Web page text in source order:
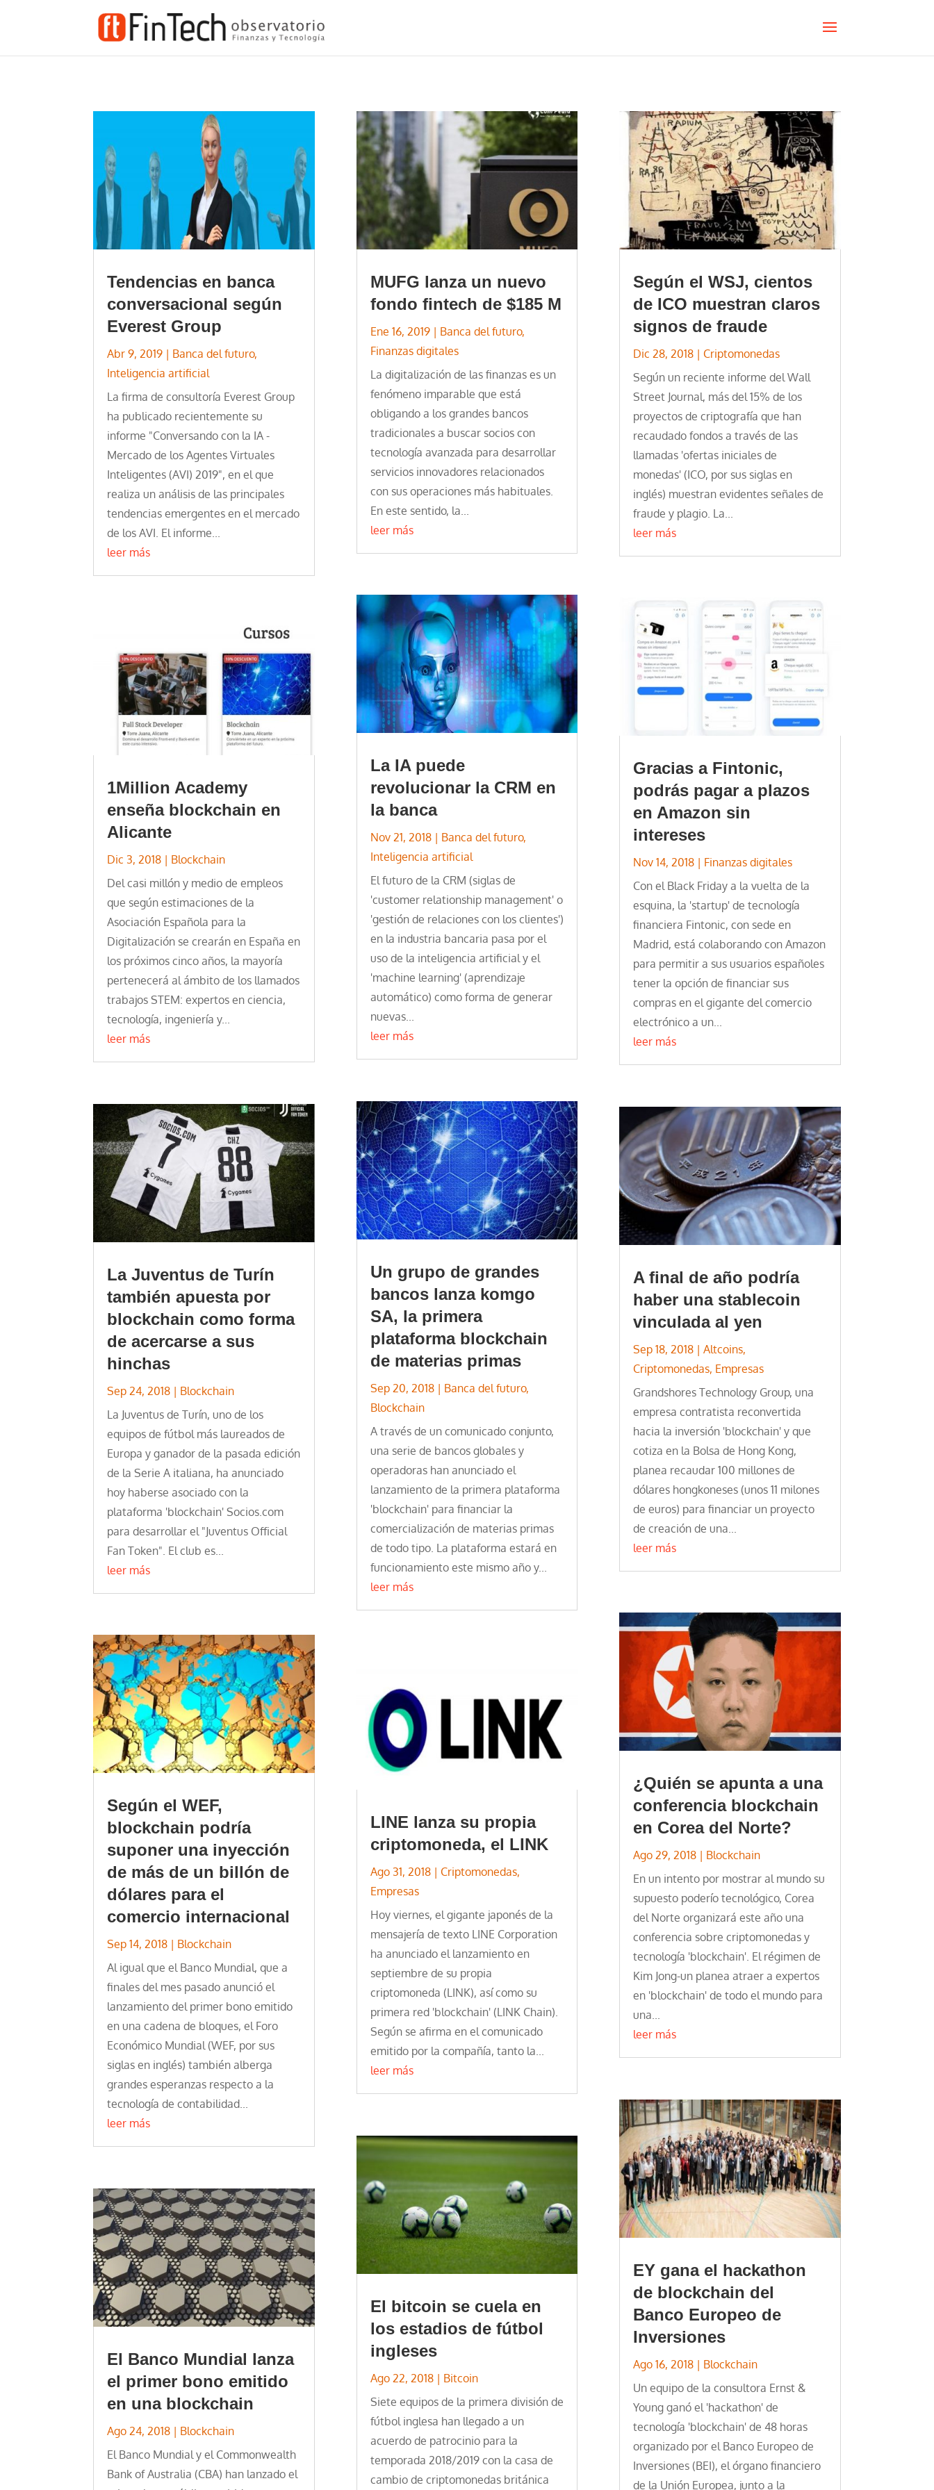
Tendencias en banca
conversacional según
Everest Group
Abr 9, 2019 | Banca del futuro,
Inteligencia artificial
La firma de consultoría Everest Group
ha publicado recientemente su
informe "Conversando con la IA -
Mercado de los Agentes Virtuales
Inteligentes (AVI) 2019", en el que
realiza un análisis de las principales
tendencias emergentes en el mercado
de los AVI. El informe...
leer más
1Million Academy
enseña blockchain en
Alicante
Dic 3, 2018 | Blockchain
Del casi millón y medio de empleos
que según estimaciones de la
Asociación Española para la
Digitalización se crearán en España en
los próximos cinco años, la mayoría
pertenecerá al ámbito de los llamados
trabajos STEM: expertos en ciencia,
tecnología, ingeniería y...
leer más
La Juventus de Turín
también apuesta por
blockchain como forma
de acercarse a sus
hinchas
Sep 24, 2018 | Blockchain
La Juventus de Turín, uno de los
equipos de fútbol más laureados de
Europa y ganador de la pasada edición
de la Serie A italiana, ha anunciado
hoy haberse asociado con la
plataforma 'blockchain' Socios.com
para desarrollar el "Juventus Official
Fan Token". El club es...
leer más
Según el WEF,
blockchain podría
suponer una inyección
de más de un billón de
dólares para el
comercio internacional
Sep 14, 2018 | Blockchain
Al igual que el Banco Mundial, que a
finales del mes pasado anunció el
lanzamiento del primer bono emitido
en una cadena de bloques, el Foro
Económico Mundial (WEF, por sus
siglas en inglés) también alberga
grandes esperanzas respecto a la
tecnología de contabilidad...
leer más
El Banco Mundial lanza
el primer bono emitido
en una blockchain
Ago 24, 2018 | Blockchain
El Banco Mundial y el Commonwealth
Bank of Australia (CBA) han lanzado el
MUFG lanza un nuevo
fondo fintech de $185 M
Ene 16, 2019| Banca del futuro,
Finanzas digitales
La digitalización de las finanzas es un
fenómeno imparable que está
obligando a los grandes bancos
tradicionales a buscar socios con
tecnología avanzada para desarrollar
servicios innovadores relacionados
con sus operaciones más habituales.
En este sentido, la...
leer más
La IA puede
revolucionar la CRM en
la banca
Nov 21, 2018| Banca del futuro,
Inteligencia artificial
El futuro de la CRM (siglas de
'customer relationship management' o
'gestión de relaciones con los clientes')
en la industria bancaria pasa por el
uso de la inteligencia artificial y el
'machine learning' (aprendizaje
automático) como forma de generar
nuevas...
leer más
Un grupo de grandes
bancos lanza komgo
SA, la primera
plataforma blockchain
de materias primas
Sep 20, 2018| Banca del futuro,
Blockchain
A través de un comunicado conjunto,
una serie de bancos globales y
operadoras han anunciado el
lanzamiento de la primera plataforma
'blockchain' para financiar la
comercialización de materias primas
de todo tipo. La plataforma estará en
funcionamiento este mismo año y...
leer más
LINE lanza su propia
criptomoneda, el LINK
Ago 31, 2018| Criptomonedas,
Empresas
Hoy viernes, el gigante japonés de la
mensajería de texto LINE Corporation
ha anunciado el lanzamiento en
septiembre de su propia
criptomoneda (LINK), así como su
primera red 'blockchain' (LINK Chain).
Según se afirma en el comunicado
emitido por la compañía, tanto la...
leer más
El bitcoin se cuela en
los estadios de fútbol
ingleses
Ago 22, 2018| Bitcoin
Siete equipos de la primera división de
fútbol inglesa han llegado a un
acuerdo de patrocinio para la
temporada 2018/2019 con la casa de
cambio de criptomonedas británica
Según el WSJ, cientos
de ICO muestran claros
signos de fraude
Dic 28, 2018| Criptomonedas
Según un reciente informe del Wall
Street Journal, más del 15% de los
proyectos de criptografía que han
recaudado fondos a través de las
llamadas 'ofertas iniciales de
monedas' (ICO, por sus siglas en
inglés) muestran evidentes señales de
fraude y plagio. La...
leer más
Gracias a Fintonic,
podrás pagar a plazos
en Amazon sin
intereses
Nov 14, 2018| Finanzas digitales
Con el Black Friday a la vuelta de la
esquina, la 'startup' de tecnología
financiera Fintonic, con sede en
Madrid, está colaborando con Amazon
para permitir a sus usuarios españoles
tener la opción de financiar sus
compras en el gigante del comercio
electrónico a un...
leer más
A final de año podría
haber una stablecoin
vinculada al yen
Sep 18, 2018| Altcoins,
Criptomonedas, Empresas
Grandshores Technology Group, una
empresa contratista reconvertida
hacia la inversión 'blockchain' y que
cotiza en la Bolsa de Hong Kong,
planea recaudar 100 millones de
dólares hongkoneses (unos 11 milones
de euros) para financiar un proyecto
de creación de una...
leer más
¿Quién se apunta a una
conferencia blockchain
en Corea del Norte?
Ago 29, 2018| Blockchain
En un intento por mostrar al mundo su
supuesto poderío tecnológico, Corea
del Norte organizará este año una
conferencia sobre criptomonedas y
tecnología 'blockchain'. El régimen de
Kim Jong-un planea atraer a expertos
en 'blockchain' de todo el mundo para
una...
leer más
EY gana el hackathon
de blockchain del
Banco Europeo de
Inversiones
Ago 16, 2018| Blockchain
Un equipo de la consultora Ernst &
Young ganó el 'hackathon' de
tecnología 'blockchain' de 48 horas
organizado por el Banco Europeo de
Inversiones (BEI), el órgano financiero
de la Unión Europea, junto a la